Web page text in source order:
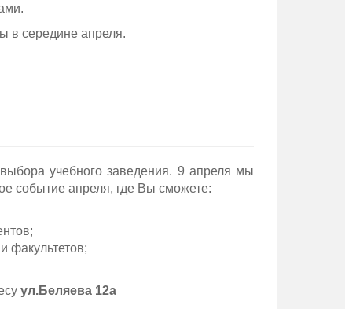
в середине апреля.
учебного заведения. 9 апреля мы
событие апреля, где Вы сможете:
факультетов;
ул.Беляева 12а